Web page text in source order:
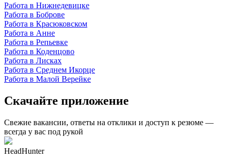
Работа в Нижнедевицке
Работа в Боброве
Работа в Красюковском
Работа в Анне
Работа в Репьевке
Работа в Коденцово
Работа в Лисках
Работа в Среднем Икорце
Работа в Малой Верейке
Скачайте приложение
Свежие вакансии, ответы на отклики и доступ к резюме —
всегда у вас под рукой
HeadHunter